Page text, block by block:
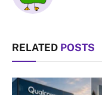
RELATED POSTS